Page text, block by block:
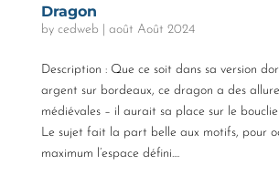
Dragon
by cedweb août Août 2024
Description : Que ce soit dans sa version
argent sur bordeaux, ce dragon a des
médiévales – il aurait sa place sur le
Le sujet fait la part belle aux motifs, pour
maximum l’espace défini....